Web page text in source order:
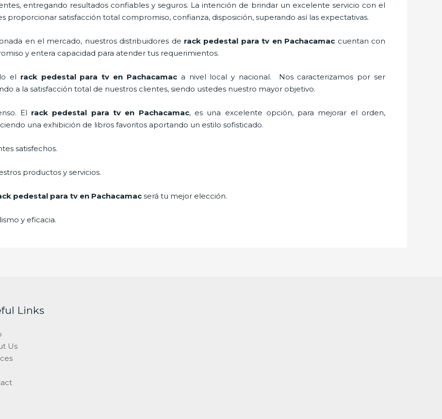
entregando resultados confiables y seguros. La intención de brindar un excelente servicio con el
proporcionar satisfacción total compromiso, confianza, disposición, superando así las expectativas.
en el mercado, nuestros distribuidores de rack pedestal para tv en Pachacamac cuentan con
y entera capacidad para atender tus requerimientos.
el rack pedestal para tv en Pachacamac a nivel local y nacional.
Nos caracterizamos por ser
a la satisfacción total de nuestros clientes, siendo ustedes nuestro mayor objetivo.
El rack pedestal para tv en Pachacamac, es una excelente opción, para mejorar el orden,
una exhibición de libros favoritos aportando un estilo sofisticado.
satisfechos.
productos y servicios.
pedestal para tv en Pachacamac será tu mejor elección.
y eficacia.
Links
Us